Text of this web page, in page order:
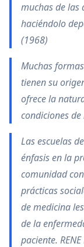
muchas de las
haciéndolo
(1968)
Muchas
tienen su
ofrece la
condiciones de
Las escuelas
énfasis en la
comunidad
prácticas
de medicina
de la
paciente.